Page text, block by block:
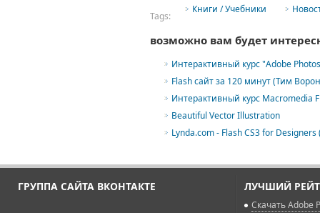
Tags:
Книги / Учебники
возможно вам будет
Интерактивный курс "Adobe
Flash сайт за 120 минут (Тим
Интерактивный курс Macromedia
Beautiful Vector Illustration
Lynda.com - Flash CS3 for Designers
ГРУППА САЙТА ВКОНТАКТЕ ЛУЧШИЙ
Скачать Adobe